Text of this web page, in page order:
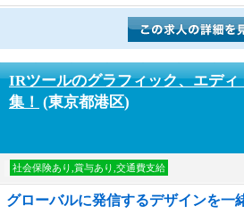
IRツールのグラフィック、エデ
集！ (東京都港区)
社会保険あり,賞与あり,交通費支給
グローバルに発信するデザインを一